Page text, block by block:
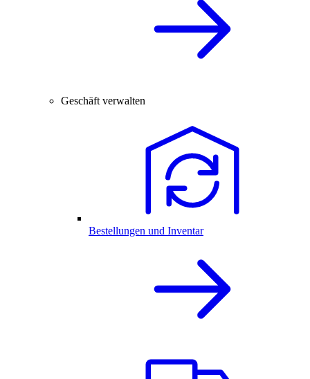
Geschäft verwalten
Bestellungen und Inventar